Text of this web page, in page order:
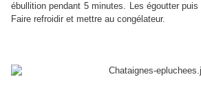
ébullition pendant 5 minutes. Les égoutter
Faire refroidir et mettre au congélateur.